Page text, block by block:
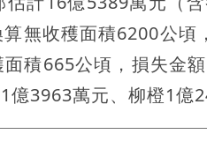
無收穫面積6200公
積665公頃，損失金
3963萬元、柳橙1億